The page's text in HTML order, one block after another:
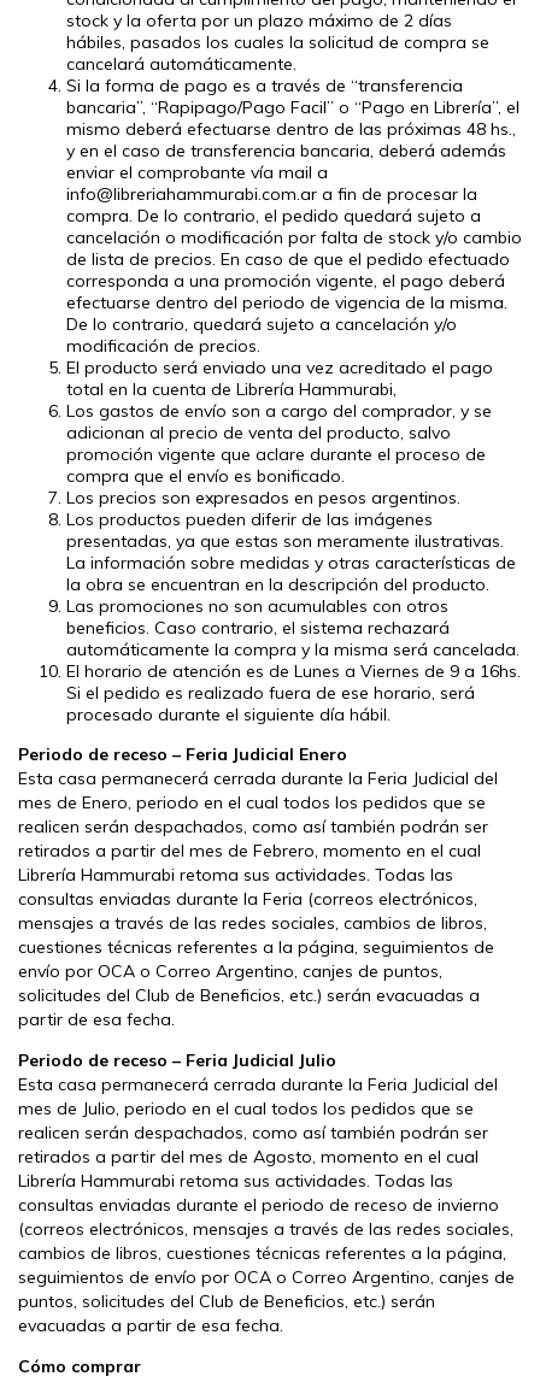
stock y la oferta por un plazo máximo de 2 días
hábiles, pasados los cuales la solicitud de compra se
cancelará automáticamente.
Si la forma de pago es a través de “transferencia
bancaria”, “Rapipago/Pago Facil” o “Pago en Librería”, el
mismo deberá efectuarse dentro de las próximas 48 hs.,
y en el caso de transferencia bancaria, deberá además
enviar el comprobante vía mail a
info@libreriahammurabi.com.ar a fin de procesar la
compra. De lo contrario, el pedido quedará sujeto a
cancelación o modificación por falta de stock y/o cambio
de lista de precios. En caso de que el pedido efectuado
corresponda a una promoción vigente, el pago deberá
efectuarse dentro del periodo de vigencia de la misma.
De lo contrario, quedará sujeto a cancelación y/o
modificación de precios.
El producto será enviado una vez acreditado el pago
total en la cuenta de Librería Hammurabi,
Los gastos de envío son a cargo del comprador, y se
adicionan al precio de venta del producto, salvo
promoción vigente que aclare durante el proceso de
compra que el envío es bonificado.
Los precios son expresados en pesos argentinos.
Los productos pueden diferir de las imágenes
presentadas, ya que estas son meramente ilustrativas.
La información sobre medidas y otras características de
la obra se encuentran en la descripción del producto.
Las promociones no son acumulables con otros
beneficios. Caso contrario, el sistema rechazará
automáticamente la compra y la misma será cancelada.
El horario de atención es de Lunes a Viernes de 9 a 16hs.
Si el pedido es realizado fuera de ese horario, será
procesado durante el siguiente día hábil.
Periodo de receso – Feria Judicial Enero
Esta casa permanecerá cerrada durante la Feria Judicial del
mes de Enero, periodo en el cual todos los pedidos que se
realicen serán despachados, como así también podrán ser
retirados a partir del mes de Febrero, momento en el cual
Librería Hammurabi retoma sus actividades. Todas las
consultas enviadas durante la Feria (correos electrónicos,
mensajes a través de las redes sociales, cambios de libros,
cuestiones técnicas referentes a la página, seguimientos de
envío por OCA o Correo Argentino, canjes de puntos,
solicitudes del Club de Beneficios, etc.) serán evacuadas a
partir de esa fecha.
Periodo de receso – Feria Judicial Julio
Esta casa permanecerá cerrada durante la Feria Judicial del
mes de Julio, periodo en el cual todos los pedidos que se
realicen serán despachados, como así también podrán ser
retirados a partir del mes de Agosto, momento en el cual
Librería Hammurabi retoma sus actividades. Todas las
consultas enviadas durante el periodo de receso de invierno
(correos electrónicos, mensajes a través de las redes sociales,
cambios de libros, cuestiones técnicas referentes a la página,
seguimientos de envío por OCA o Correo Argentino, canjes de
puntos, solicitudes del Club de Beneficios, etc.) serán
evacuadas a partir de esa fecha.
Cómo comprar